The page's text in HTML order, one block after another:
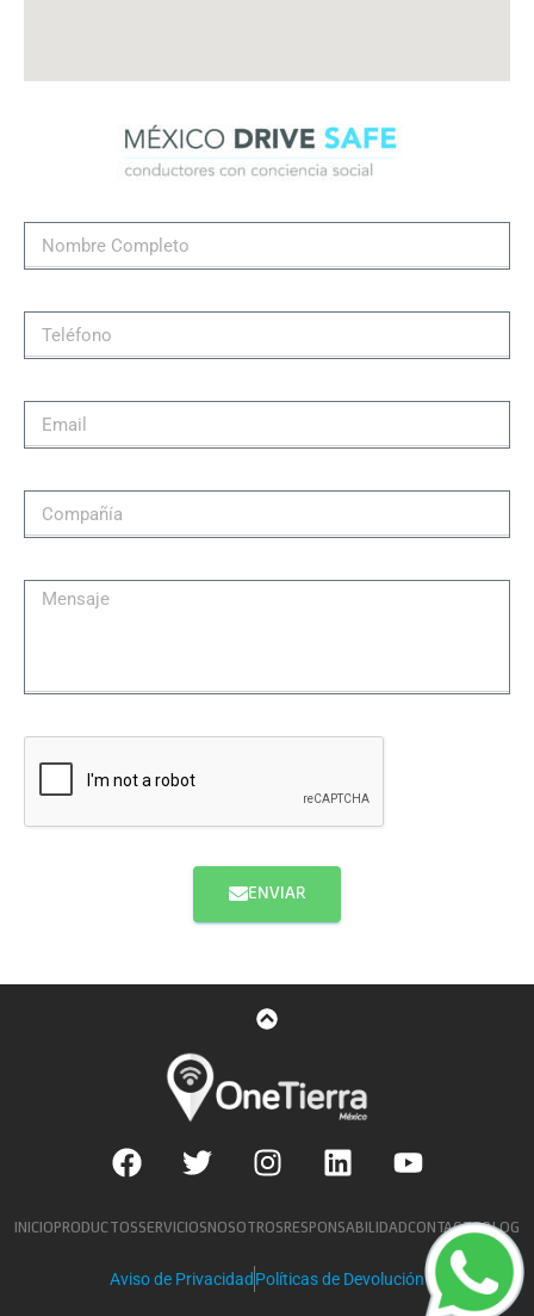
ENVIAR
INICIOPRODUCTOSSERVICIOSNOSOTROSRESPONSABILIDADCONTACTOBLOG
Aviso de Privacidad Políticas de Devolución